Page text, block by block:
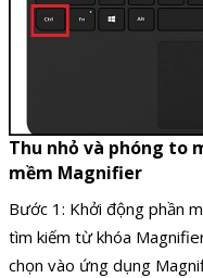
Thu nhỏ và phóng to
mềm Magnifier
Bước 1: Khởi động phần
tìm kiếm từ khóa
chọn vào ứng dụng